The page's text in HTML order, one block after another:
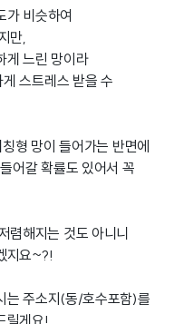
가 비슷하여
만,
게 느린 망이라
스트레스 받을 수
형 망이 들어가는 반면에
어갈 확률도 있어서 꼭
렴해지는 것도 아니니
지요~?!
는 주소지(동/호수포함)를
릴게요!